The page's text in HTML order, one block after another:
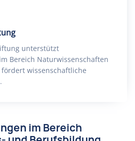
unterstützt
Bereich Naturwissenschaften
wissenschaftliche
im Bereich